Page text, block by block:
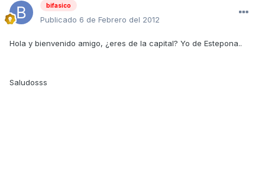
bifasico
Publicado 6 de Febrero del 2012
Hola y bienvenido amigo, ¿eres de la capital? Yo de Estepona..
Saludosss